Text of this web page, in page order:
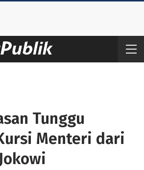
Tunggu
Menteri dari